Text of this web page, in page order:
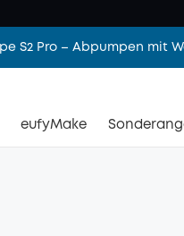
S2 Pro – Abpumpen mit
eufyMake